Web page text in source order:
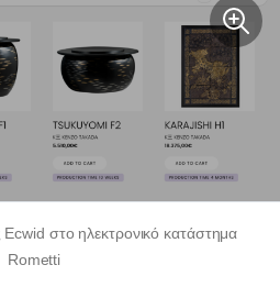
στο ηλεκτρονικό κατάστημα
Rometti